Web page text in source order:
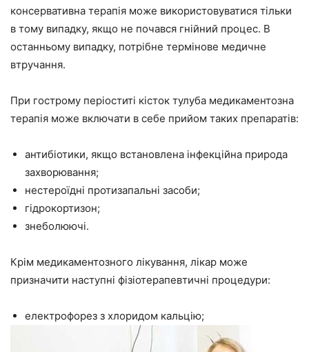
консервативна терапія може використовуватися тільки
в тому випадку, якщо не почався гнійний процес. В
останньому випадку, потрібне термінове медичне
втручання.
При гострому періоститі кісток тулуба медикаментозна
терапія може включати в себе прийом таких препаратів:
антибіотики, якщо встановлена інфекційна природа
захворювання;
нестероїдні протизапальні засоби;
гідрокортизон;
знеболюючі.
Крім медикаментозного лікування, лікар може
призначити наступні фізіотерапевтичні процедури:
електрофорез з хлоридом кальцію;